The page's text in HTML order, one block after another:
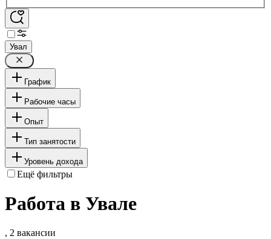
Увал
График
Рабочие часы
Опыт
Тип занятости
Уровень дохода
Ещё фильтры
Работа в Увале
, 2 вакансии